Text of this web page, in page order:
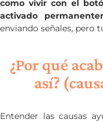
como vivir con el
activado
enviando señales, pero
¿Por qué
así?
Entender las causas